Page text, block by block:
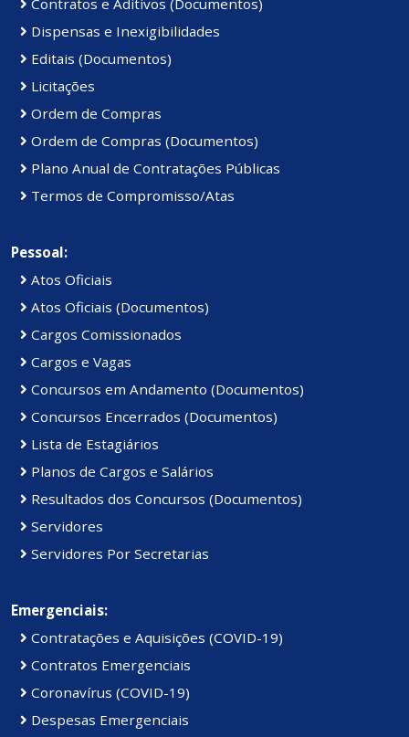
Contratos e Aditivos (Documentos)
Dispensas e Inexigibilidades
Editais (Documentos)
Licitações
Ordem de Compras
Ordem de Compras (Documentos)
Plano Anual de Contratações Públicas
Termos de Compromisso/Atas
Pessoal:
Atos Oficiais
Atos Oficiais (Documentos)
Cargos Comissionados
Cargos e Vagas
Concursos em Andamento (Documentos)
Concursos Encerrados (Documentos)
Lista de Estagiários
Planos de Cargos e Salários
Resultados dos Concursos (Documentos)
Servidores
Servidores Por Secretarias
Emergenciais:
Contratações e Aquisições (COVID-19)
Contratos Emergenciais
Coronavírus (COVID-19)
Despesas Emergenciais